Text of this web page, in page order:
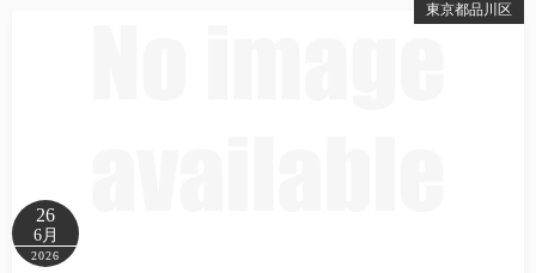
東京都品川区
26
6月
2026